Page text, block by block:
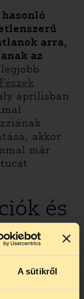
A sütikről
hasonló
arra,
az
áprilisban
akkor
már
és